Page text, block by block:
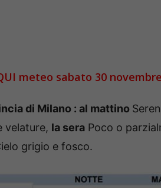
meteo sabato 30
di Milano : al mattino
velature, la sera Poco o
grigio e fosco.